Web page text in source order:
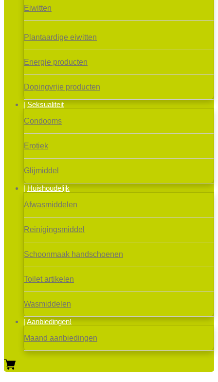
Eiwitten
Plantaardige eiwitten
Energie producten
Dopingvrije producten
Seksualiteit
Condooms
Erotiek
Glijmiddel
Huishoudelijk
Afwasmiddelen
Reinigingsmiddel
Schoonmaak handschoenen
Toilet artikelen
Wasmiddelen
Aanbiedingen!
Maand aanbiedingen